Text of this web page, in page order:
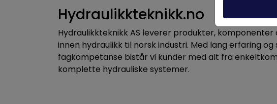
Hydraulikkteknikk.no
Hydraulikkteknikk AS leverer produkter, komponenter
innen hydraulikk til norsk industri. Med lang erfaring og
fagkompetanse bistår vi kunder med alt fra
komplette hydrauliske systemer.